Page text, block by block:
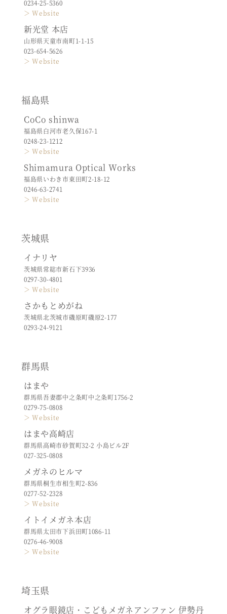
0234-25-5360
＞ Website
新光堂 本店
山形県天童市南町1-1-15
023-654-5626
＞ Website
福島県
CoCo shinwa
福島県白河市老久保167-1
0248-23-1212
＞ Website
Shimamura Optical Works
福島県いわき市東田町2-18-12
0246-63-2741
＞ Website
茨城県
イナリヤ
茨城県常総市新石下3936
0297-30-4801
＞ Website
さかもとめがね
茨城県北茨城市磯原町磯原2-177
0293-24-9121
群馬県
はまや
群馬県吾妻郡中之条町中之条町1756-2
0279-75-0808
＞ Website
はまや高崎店
群馬県高崎市砂賀町32-2 小島ビル2F
027-325-0808
メガネのヒルマ
群馬県桐生市相生町2-836
0277-52-2328
＞ Website
イトイメガネ本店
群馬県太田市下浜田町1086-11
0276-46-9008
＞ Website
埼玉県
オグラ眼鏡店・こどもメガネアンファン 伊勢丹